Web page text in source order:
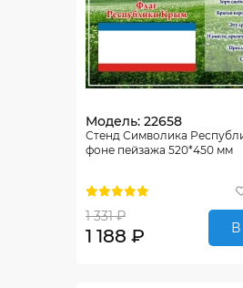
Модель: 22658
Стенд Символика
фоне пейзажа 520*450 мм
1 331 ₽
1 188 ₽ В